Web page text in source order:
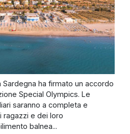
Sardegna ha firmato un accordo
Special Olympics. Le
saranno a completa e
ragazzi e dei loro
balnea...